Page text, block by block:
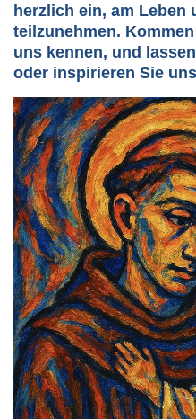
herzlich ein, am Leben
teilzunehmen.
uns kennen, und
oder inspirieren Sie